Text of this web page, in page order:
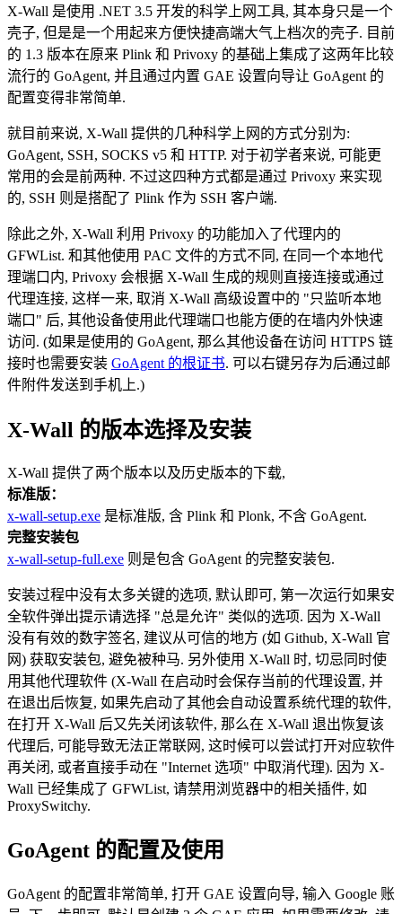
X-Wall 是使用 .NET 3.5 开发的科学上网工具, 其本身只是一个
壳子, 但是是一个用起来方便快捷高端大气上档次的壳子. 目前
的 1.3 版本在原来 Plink 和 Privoxy 的基础上集成了这两年比较
流行的 GoAgent, 并且通过内置 GAE 设置向导让 GoAgent 的
配置变得非常简单.
就目前来说, X-Wall 提供的几种科学上网的方式分别为:
GoAgent, SSH, SOCKS v5 和 HTTP. 对于初学者来说, 可能更
常用的会是前两种. 不过这四种方式都是通过 Privoxy 来实现
的, SSH 则是搭配了 Plink 作为 SSH 客户端.
除此之外, X-Wall 利用 Privoxy 的功能加入了代理内的
GFWList. 和其他使用 PAC 文件的方式不同, 在同一个本地代
理端口内, Privoxy 会根据 X-Wall 生成的规则直接连接或通过
代理连接, 这样一来, 取消 X-Wall 高级设置中的 "只监听本地
端口" 后, 其他设备使用此代理端口也能方便的在墙内外快速
访问. (如果是使用的 GoAgent, 那么其他设备在访问 HTTPS 链
接时也需要安装 GoAgent 的根证书. 可以右键另存为后通过邮
件附件发送到手机上.)
X-Wall 的版本选择及安装
X-Wall 提供了两个版本以及历史版本的下载,
标准版：
x-wall-setup.exe 是标准版, 含 Plink 和 Plonk, 不含 GoAgent.
完整安装包
x-wall-setup-full.exe 则是包含 GoAgent 的完整安装包.
安装过程中没有太多关键的选项, 默认即可, 第一次运行如果安
全软件弹出提示请选择 "总是允许" 类似的选项. 因为 X-Wall
没有有效的数字签名, 建议从可信的地方 (如 Github, X-Wall 官
网) 获取安装包, 避免被种马. 另外使用 X-Wall 时, 切忌同时使
用其他代理软件 (X-Wall 在启动时会保存当前的代理设置, 并
在退出后恢复, 如果先启动了其他会自动设置系统代理的软件,
在打开 X-Wall 后又先关闭该软件, 那么在 X-Wall 退出恢复该
代理后, 可能导致无法正常联网, 这时候可以尝试打开对应软件
再关闭, 或者直接手动在 "Internet 选项" 中取消代理). 因为 X-
Wall 已经集成了 GFWList, 请禁用浏览器中的相关插件, 如
ProxySwitchy.
GoAgent 的配置及使用
GoAgent 的配置非常简单, 打开 GAE 设置向导, 输入 Google 账